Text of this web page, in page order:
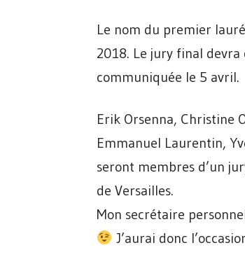
Le nom du premier
2018. Le jury final
communiquée le 5 avril.
Erik Orsenna, Christine
Emmanuel Laurentin,
seront membres d’un
de Versailles.
Mon secrétaire
J’aurai donc